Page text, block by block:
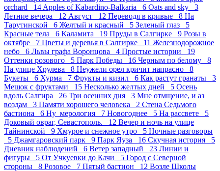
orchard 14 Apples of Kabardino-Balkaria 6 Oats and sky 3
Летние вечера 12 Август 12 Переводя в кривые 8 На
Тарутинской 6 Желтый и красный 5 Зеленый глаз 5
Красные тела 6 Каламита 19 Пруды в Салгирке 9 Розы в
октябре 7 Цветы и деревья в Салгирке 11 Железнодорожное
небо 6 Львы графа Воронцова 4 Простые истории 19
Оттенки розового 5 Парк Победы 16 Черным по белому 8
На улице Хрулева 8 Неужели орел кричит напрасно 8
Букеты 6 Хурма 7 Фрукты и кизил 6 Как растут гранаты 3
Мешок с фруктами 15 Несколько желтых дней 5 Осень
вдоль Салгира 26 Три осенних дня 3 Мне отмщение, и аз
воздам 3 Памяти хорошего человека 2 Стена Седьмого
бастиона 6 Ну_мерология 7 Новогоднее 5 На рассвете 5
Доковый овраг, Севастополь. 12 Вечер и ночь на улице
Тайнинской 9 Хмурое и снежное утро 5 Ночные разговоры
5 Джамгаровский парк 9 Парк Яуза 16 Скучная история 5
Дневник наблюдений 6 Ветер западный 23 Линии и
фигуры 5 От Учкуевки до Качи 5 Город с Северной
стороны 8 Розовое 7 Пятый бастион 12 Возле Школы